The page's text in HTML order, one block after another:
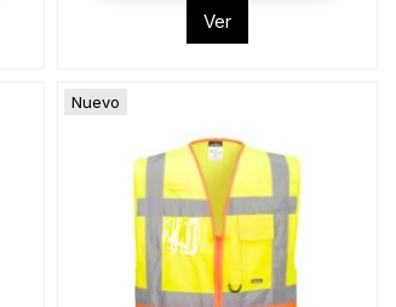
Ver
Nuevo